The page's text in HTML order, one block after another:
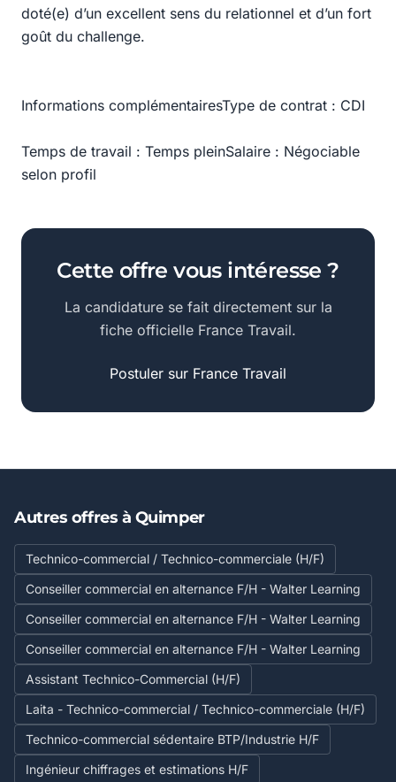
doté(e) d’un excellent sens du relationnel et d’un fort
goût du challenge.
Informations complémentairesType de contrat : CDI
Temps de travail : Temps pleinSalaire : Négociable
selon profil
Cette offre vous intéresse ?
La candidature se fait directement sur la
fiche officielle France Travail.
Postuler sur France Travail
Autres offres à Quimper
Technico-commercial / Technico-commerciale (H/F)
Conseiller commercial en alternance F/H - Walter Learning
Conseiller commercial en alternance F/H - Walter Learning
Conseiller commercial en alternance F/H - Walter Learning
Assistant Technico-Commercial (H/F)
Laita - Technico-commercial / Technico-commerciale (H/F)
Technico-commercial sédentaire BTP/Industrie H/F
Ingénieur chiffrages et estimations H/F